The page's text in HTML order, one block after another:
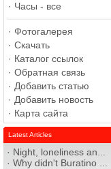
· Часы - все
· Фотогалерея
· Скачать
· Каталог ссылок
· Обратная связь
· Добавить статью
· Добавить новость
· Карта сайта
Latest Articles
· Night, loneliness an...
· Why didn't Buratino ...